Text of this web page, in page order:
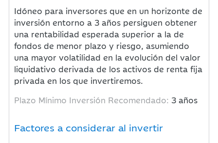
Idóneo para inversores que en un horizonte de
inversión entorno a 3 años persiguen obtener
una rentabilidad esperada superior a la de
fondos de menor plazo y riesgo, asumiendo
una mayor volatilidad en la evolución del valor
liquidativo derivada de los activos de renta fija
privada en los que invertiremos.
Plazo Mínimo Inversión Recomendado: 3 años
Factores a considerar al invertir